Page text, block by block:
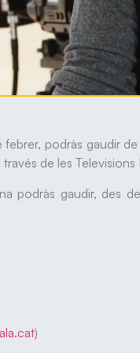
podràs gaudir
de les
podràs gaudir, des
)